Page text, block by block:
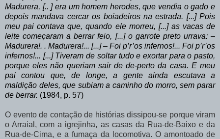
Madurera, [.. ] era um homem herodes, que vendia o gado e
depois mandava cercar os boiadeiros na estrada. [...] Pois
meu pai contava que, quando ele morreu, [...] as vacas de
leite começaram a berrar feio, [...] o garrote preto urrava: –
Madurera!. . Madurera!... [...] – Foi p’r’os infernos!... Foi p’r’os
infernos!... [...] Tiveram de soltar tudo e exortar para o pasto,
porque eles não queriam sair de de-perto da casa. E meu
pai contou que, de longe, a gente ainda escutava a
maldição deles, que subiam a caminho do morro, sem parar
de berrar. (1984, p. 57)
O evento de contação de histórias dissipou-se porque viram
o Arraial, com a igrejinha, as casas da Rua-de-Baixo e da
Rua-de-Cima, e a fumaça da locomotiva. O amontoado de